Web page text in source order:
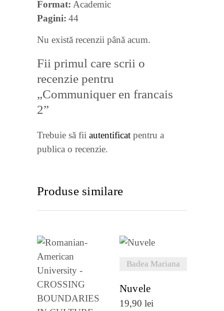
Format Academic
Pagini 44
Nu există recenzii până acum.
Fii primul care scrii o
recenzie pentru
„Communiquer en francais
2”
Trebuie să fii autentificat pentru a
publica o recenzie.
Produse similare
Badea Mariana
DETALII
Nuvele
19,90 lei